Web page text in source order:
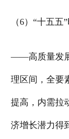
（6）“十五
——高质量发
理区间，全要
提高，内需拉
济增长潜力得